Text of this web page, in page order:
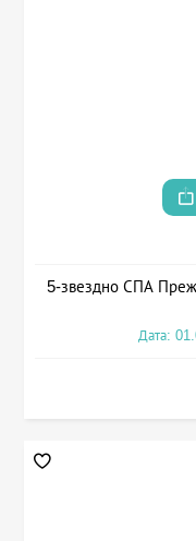
5-звездно СПА
Дата: